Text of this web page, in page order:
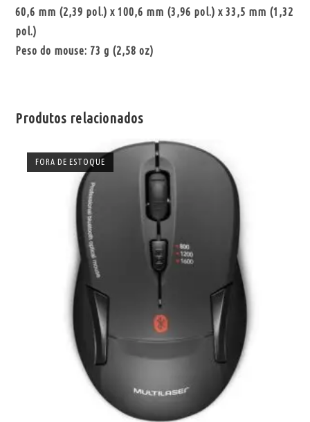
60,6 mm (2,39 pol.) x 100,6 mm (3,96 pol.) x 33,5 mm (1,32
pol.)
Peso do mouse: 73 g (2,58 oz)
Produtos relacionados
FORA DE ESTOQUE